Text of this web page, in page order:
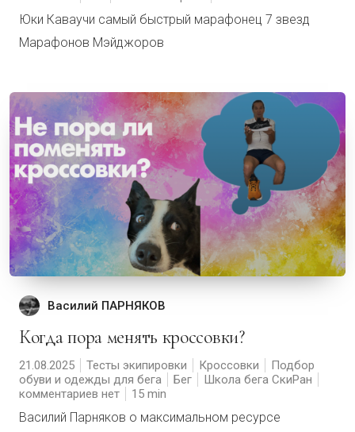
Юки Каваучи самый быстрый марафонец 7 звезд
Марафонов Мэйджоров
Василий ПАРНЯКОВ
Когда пора менять кроссовки?
21.08.2025 Тесты экипировки Кроссовки
Подбор
обуви и одежды для бега
Бег
Школа бега СкиРан
комментариев нет
15
Василий Парняков о максимальном ресурсе